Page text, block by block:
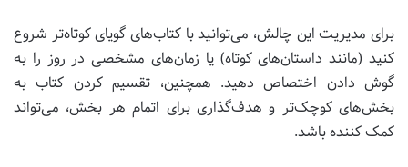
برای مدیریت این چالش، می‌توانید با کتاب‌های گویای کوتاه‌تر شروع
کنید (مانند داستان‌های کوتاه) یا زمان‌های مشخصی در روز را به
گوش دادن اختصاص دهید. همچنین، تقسیم کردن کتاب به
بخش‌های کوچک‌تر و هدف‌گذاری برای اتمام هر بخش، می‌تواند
کمک کننده باشد.